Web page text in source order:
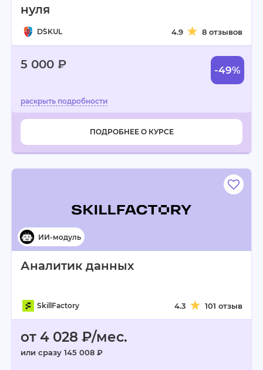
нуля
D`SKUL 4.9 8 отзывов
5 000 ₽ -49%
ПОДРОБНЕЕ О КУРСЕ
Аналитик данных
SkillFactory 4.3 101 отзыв
от 4 028 ₽/мес.
или сразу 145 008 ₽